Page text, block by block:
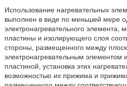
Использование нагревательных
выполнен в виде по меньшей мере
электронагревательного элемента,
пластины и изолирующего слоя
стороны, размещенного между
электронагревательным элементом
пластиной, установка этих
возможностью их прижима и